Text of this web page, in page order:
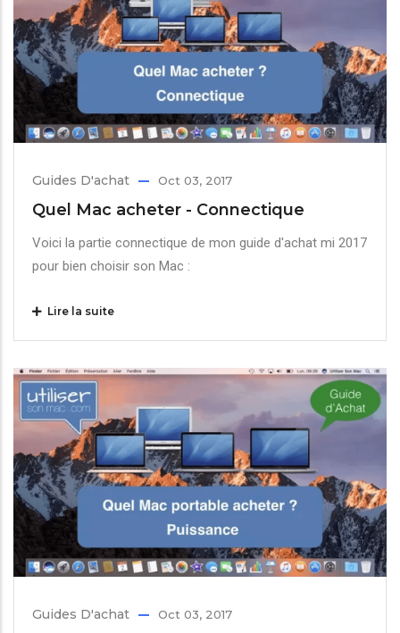
Guides D'achat Oct 03, 2017
Quel Mac acheter - Connectique
Voici la partie connectique de mon guide d'achat mi 2017
pour bien choisir son Mac :
Lire la suite
Guides D'achat Oct 03, 2017